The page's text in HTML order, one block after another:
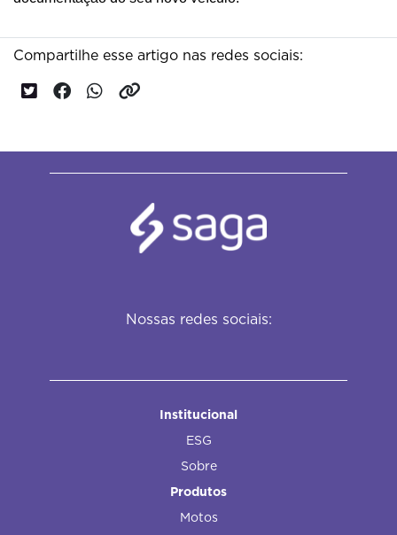
Compartilhe esse artigo nas redes sociais:
Nossas redes sociais:
Institucional
ESG
Sobre
Produtos
Motos